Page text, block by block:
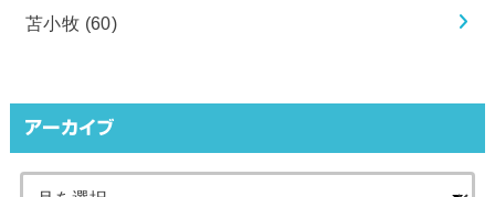
苫小牧 (60)
アーカイブ